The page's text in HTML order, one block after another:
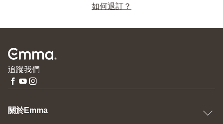
如何退訂？
追蹤我們
關於Emma